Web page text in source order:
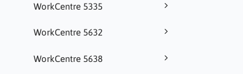
WorkCentre 5335
WorkCentre 5632
WorkCentre 5638